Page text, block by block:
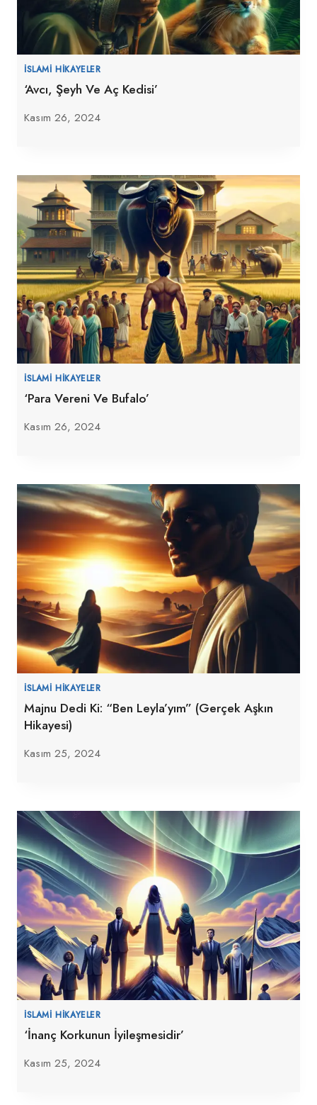
İSLAMI HIKAYELER
‘Avcı, Şeyh Ve Aç Kedisi’
Kasım 26, 2024
İSLAMI HIKAYELER
‘Para Vereni Ve Bufalo’
Kasım 26, 2024
İSLAMI HIKAYELER
Majnu Dedi Ki: “Ben Leyla’yım” (Gerçek Aşkın
Hikayesi)
Kasım 25, 2024
İSLAMI HIKAYELER
‘İnanç Korkunun İyileşmesidir’
Kasım 25, 2024